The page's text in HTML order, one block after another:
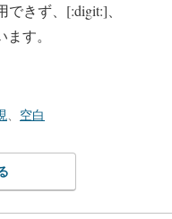
きず、[:digit:]、
す。
空白